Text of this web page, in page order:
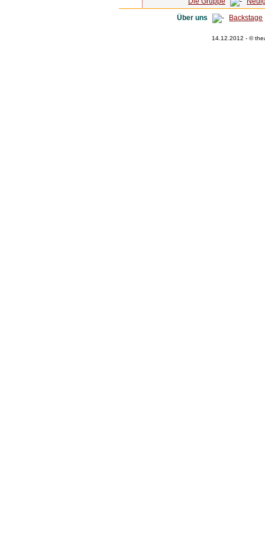
Über uns
Backstage
14.12.2012 - ©